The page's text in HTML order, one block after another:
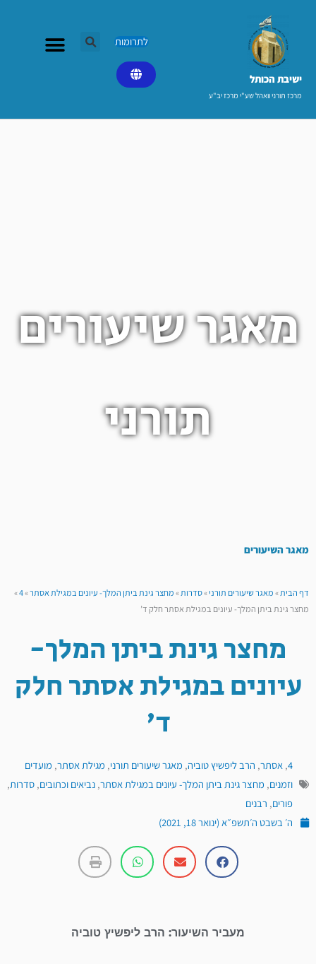
ישיבת הכותל​
מרכז תורני וואהל שע"י מרכז יב"ע
לתרומות
מאגר שיעורים
תורני
מאגר השיעורים
דף הבית»מאגר שיעורים תורני»סדרות»מחצר גינת ביתן המלך- עיונים במגילת אסתר»
4
»
מחצר גינת ביתן המלך- עיונים במגילת אסתר חלק ד’
מחצר גינת ביתן המלך-
עיונים במגילת אסתר חלק
ד'
4
, אסתר, הרב ליפשיץ טוביה, מאגר שיעורים תורני, מגילת אסתר, מועדים
וזמנים, מחצר גינת ביתן המלך- עיונים במגילת אסתר, נביאים וכתובים, סדרות,
פורים, רבנים
ה׳ בשבט ה׳תשפ״א (ינואר 18, 2021)
מעביר השיעור: הרב ליפשיץ טוביה